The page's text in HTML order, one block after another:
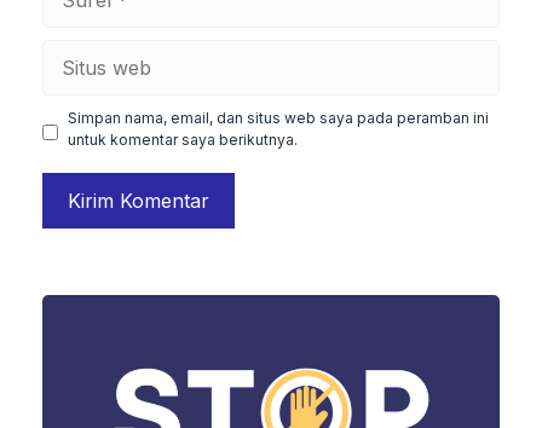
Simpan nama, email, dan situs web saya pada peramban ini
untuk komentar saya berikutnya.